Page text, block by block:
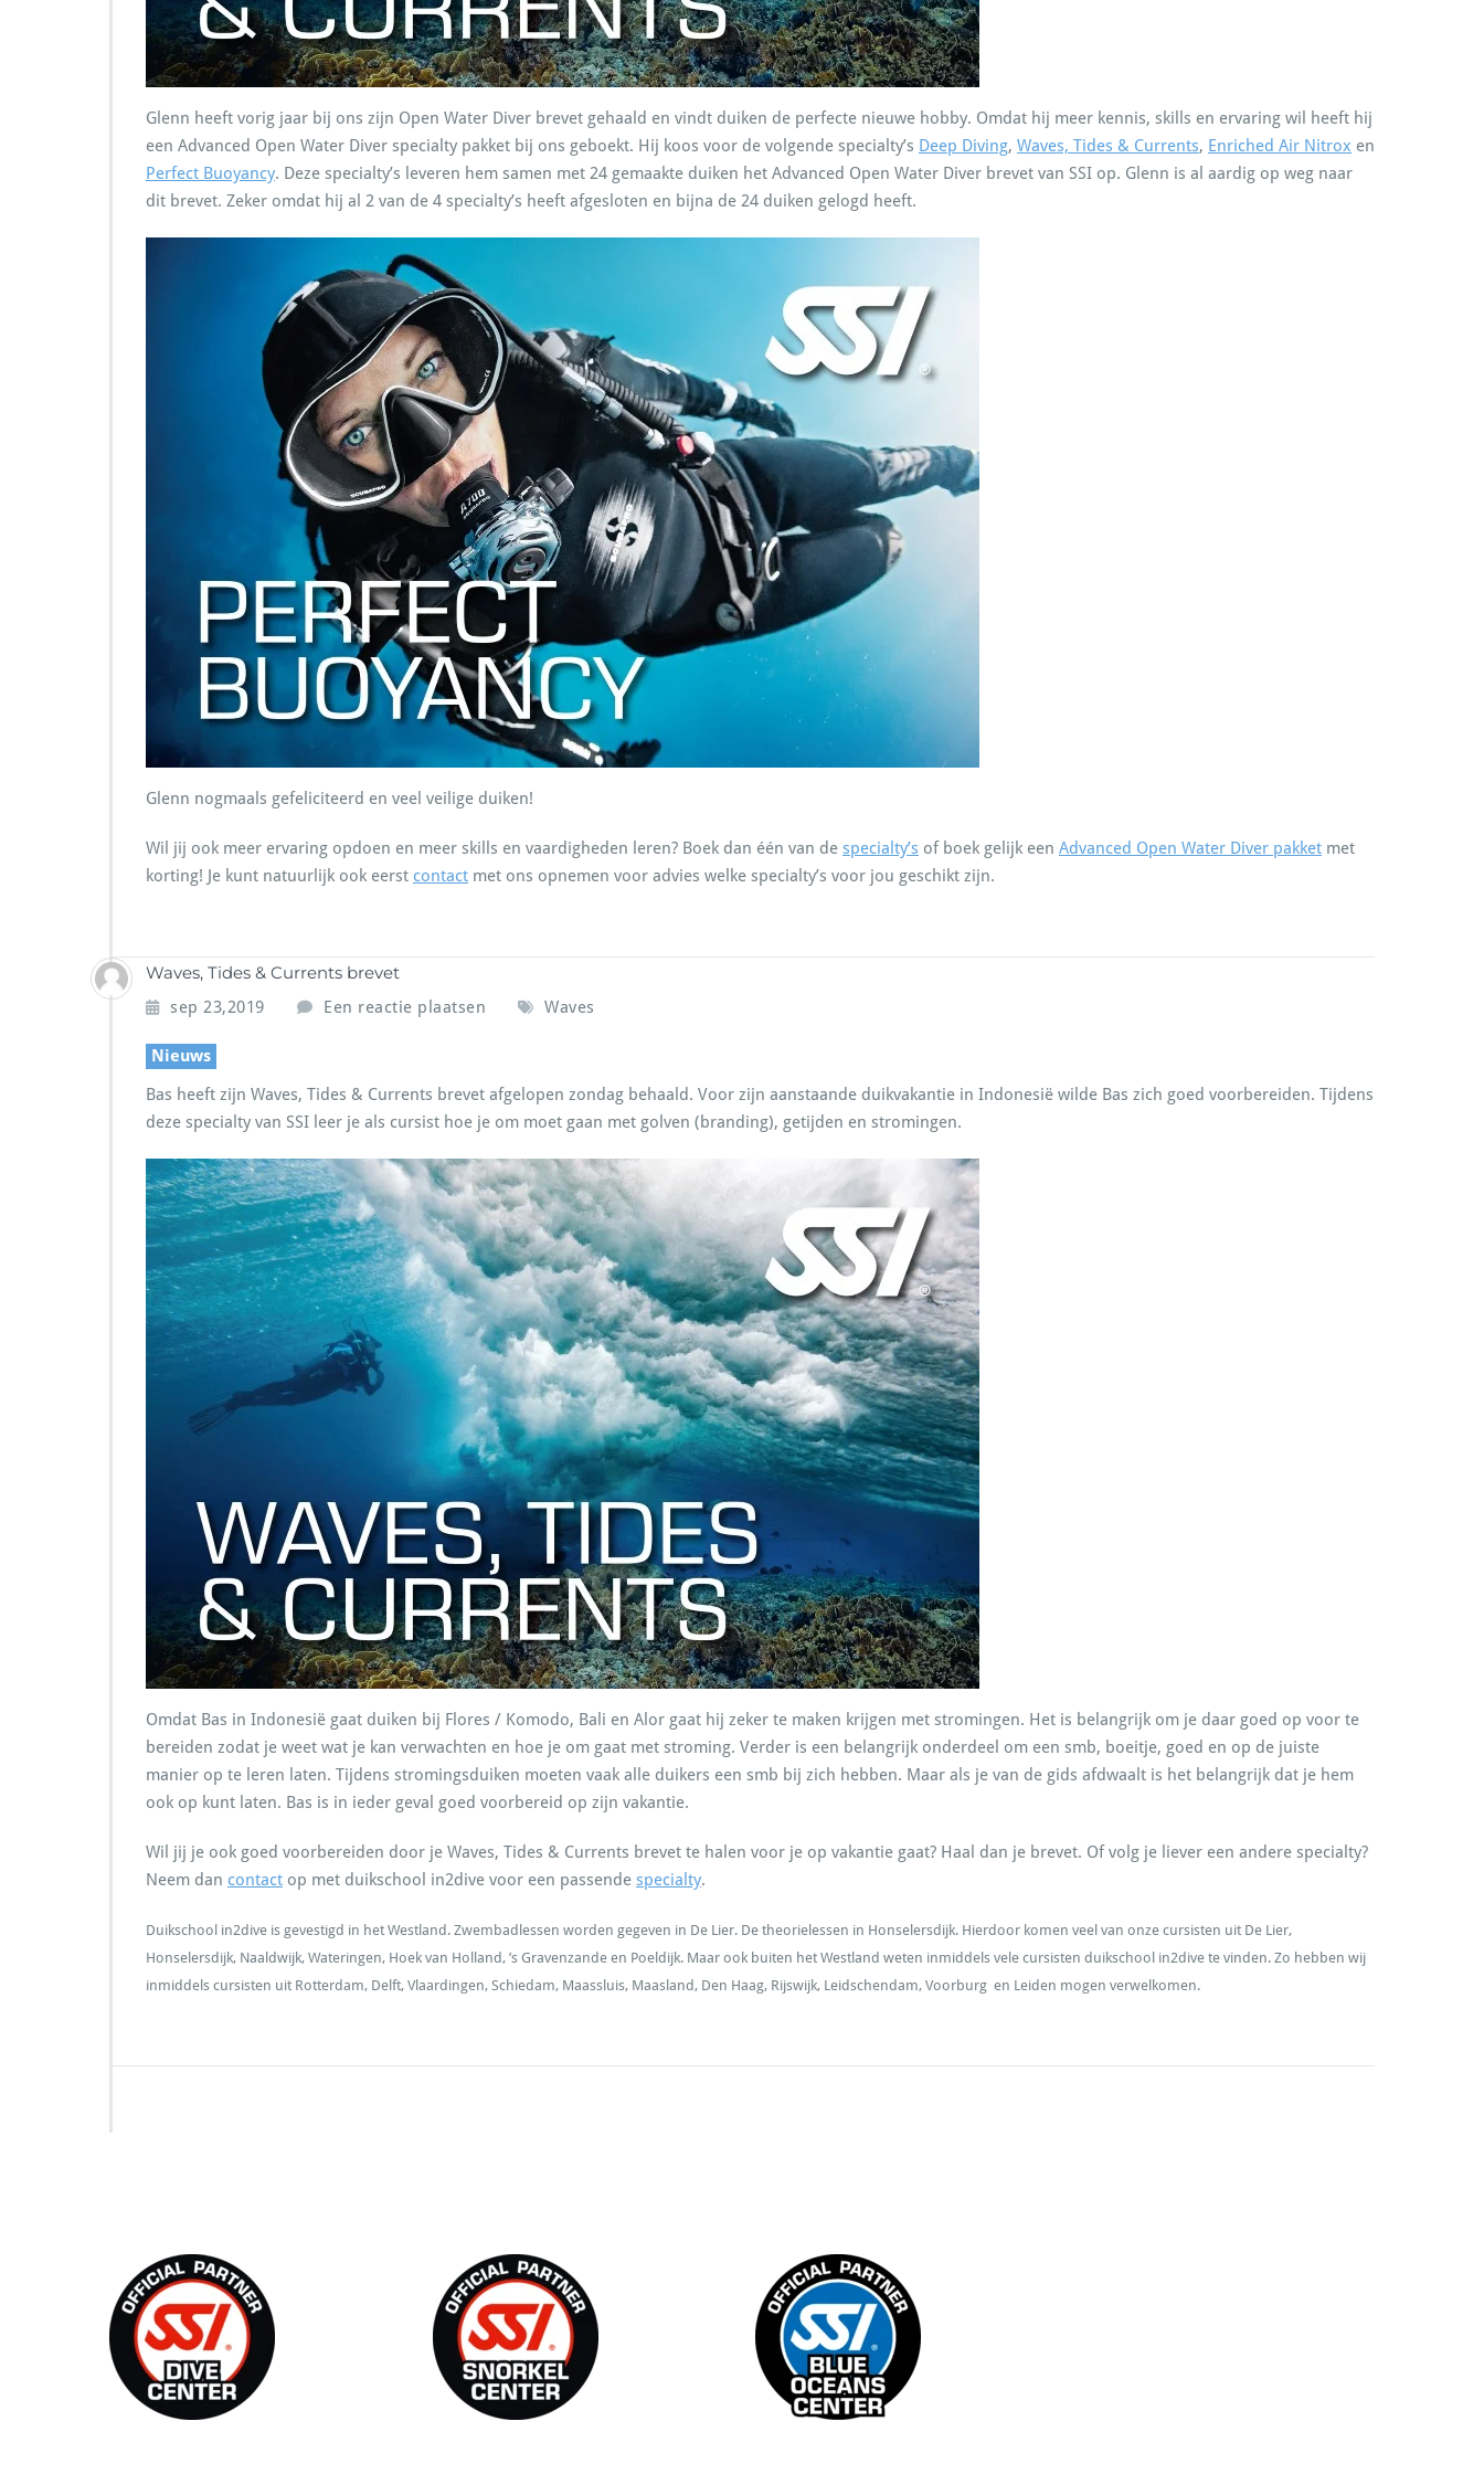
Glenn heeft vorig jaar bij ons zijn Open Water Diver brevet gehaald en vindt duiken de perfecte nieuwe hobby. Omdat hij meer kennis, skills en ervaring wil heeft hij
een Advanced Open Water Diver specialty pakket bij ons geboekt. Hij koos voor de volgende specialty’s Deep Diving, Waves, Tides & Currents, Enriched Air Nitrox en
Perfect Buoyancy. Deze specialty’s leveren hem samen met 24 gemaakte duiken het Advanced Open Water Diver brevet van SSI op. Glenn is al aardig op weg naar
dit brevet. Zeker omdat hij al 2 van de 4 specialty’s heeft afgesloten en bijna de 24 duiken gelogd heeft.
Glenn nogmaals gefeliciteerd en veel veilige duiken!
Wil jij ook meer ervaring opdoen en meer skills en vaardigheden leren? Boek dan één van de specialty’s of boek gelijk een Advanced Open Water Diver pakket met
korting! Je kunt natuurlijk ook eerst contact met ons opnemen voor advies welke specialty’s voor jou geschikt zijn.
Waves, Tides & Currents brevet
sep 23,2019 Een reactie plaatsen Waves
Nieuws
Bas heeft zijn Waves, Tides & Currents brevet afgelopen zondag behaald. Voor zijn aanstaande duikvakantie in Indonesië wilde Bas zich goed voorbereiden. Tijdens
deze specialty van SSI leer je als cursist hoe je om moet gaan met golven (branding), getijden en stromingen.
Omdat Bas in Indonesië gaat duiken bij Flores / Komodo, Bali en Alor gaat hij zeker te maken krijgen met stromingen. Het is belangrijk om je daar goed op voor te
bereiden zodat je weet wat je kan verwachten en hoe je om gaat met stroming. Verder is een belangrijk onderdeel om een smb, boeitje, goed en op de juiste
manier op te leren laten. Tijdens stromingsduiken moeten vaak alle duikers een smb bij zich hebben. Maar als je van de gids afdwaalt is het belangrijk dat je hem
ook op kunt laten. Bas is in ieder geval goed voorbereid op zijn vakantie.
Wil jij je ook goed voorbereiden door je Waves, Tides & Currents brevet te halen voor je op vakantie gaat? Haal dan je brevet. Of volg je liever een andere specialty?
Neem dan contact op met duikschool in2dive voor een passende specialty.
Duikschool in2dive is gevestigd in het Westland. Zwembadlessen worden gegeven in De Lier. De theorielessen in Honselersdijk. Hierdoor komen veel van onze cursisten uit De Lier,
Honselersdijk, Naaldwijk, Wateringen, Hoek van Holland, ’s Gravenzande en Poeldijk. Maar ook buiten het Westland weten inmiddels vele cursisten duikschool in2dive te vinden. Zo hebben wij
inmiddels cursisten uit Rotterdam, Delft, Vlaardingen, Schiedam, Maassluis, Maasland, Den Haag, Rijswijk, Leidschendam, Voorburg en Leiden mogen verwelkomen.